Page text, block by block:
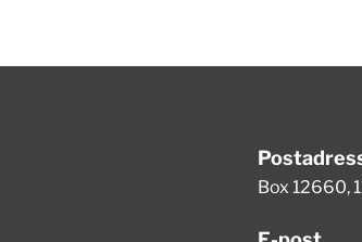
Box 12660,